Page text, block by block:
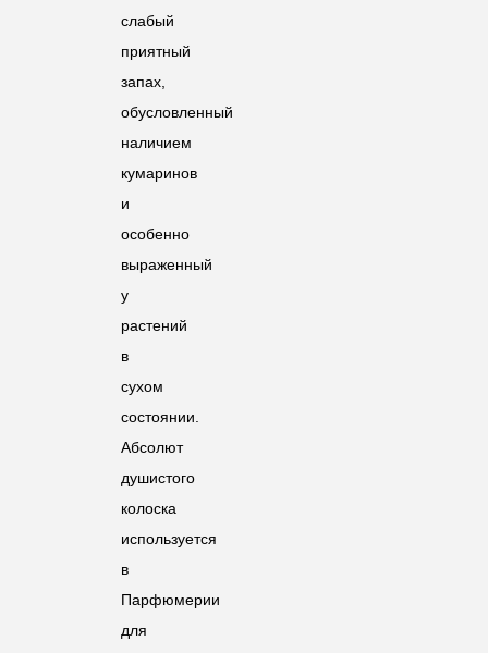
слабый
приятный
запах,
обусловленный
наличием
кумаринов
и
особенно
выраженный
у
растений
в
сухом
состоянии.
Абсолют
душистого
колоска
используется
в
Парфюмерии
для